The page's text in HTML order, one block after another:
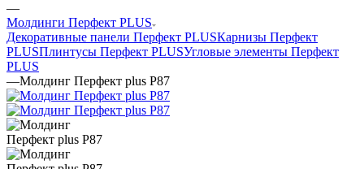
—
Молдинги Перфект PLUS
Декоративные панели Перфект PLUSКарнизы Перфект
PLUSПлинтусы Перфект PLUSУгловые элементы Перфект
PLUS
—Молдинг Перфект plus P87